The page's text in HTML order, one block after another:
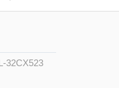
32CX523